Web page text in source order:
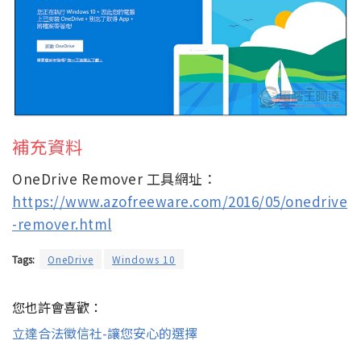
補充資料
OneDrive Remover 工具網址：
https://www.azofreeware.com/2016/05/onedrive
-remover.html
Tags: OneDrive Windows 10
您也許會喜歡：
立達合法徵信社-讓您安心的選擇